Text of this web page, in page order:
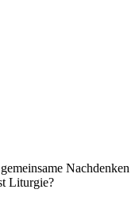
Nachdenken
Liturgie?